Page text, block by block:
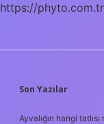
https://phyto.com.tr
Son Yazılar
Ayvalığın hangi tatlısı